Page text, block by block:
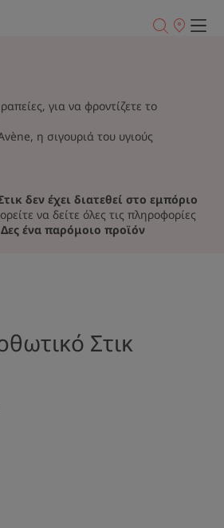
Σημεία
δεν έχει διατεθεί στο εμπόριο
να δείτε όλες τις πληροφορίες
Δες ένα παρόμοιο προϊόν
για να φροντίζετε το
η σιγουριά του υγιούς
Στικ